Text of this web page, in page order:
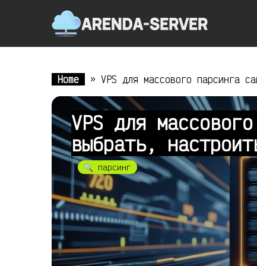
Home » VPS для массового парсинга
VPS для
выбрать,
🔍 парсинг